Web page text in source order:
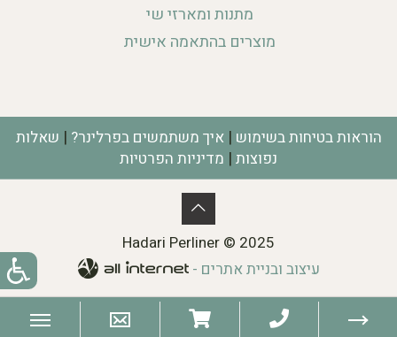
מתנות ומארזי שי
מוצרים בהתאמה אישית
הוראות בטיחות בשימוש |איך משתמשים בפרלינר? | שאלות
נפוצות | מדיניות הפרטיות
Hadari Perliner © 2025
עיצוב ובניית אתרים -